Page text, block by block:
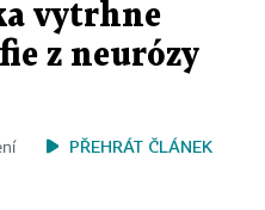
vytrhne
z neurózy
PŘEHRÁT ČLÁNEK